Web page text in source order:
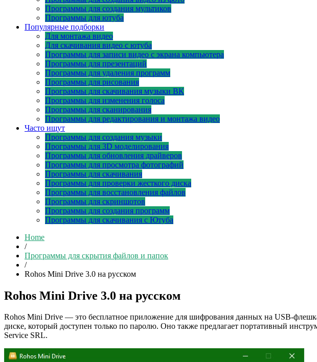
Программы для создания мультиков
Программы для ютуба
Популярные подборки
Для монтажа видео
Для скачивания видео с ютуба
Программы для записи видео с экрана компьютера
Программы для презентаций
Программы для удаления программ
Программы для рисования
Программы для скачивания музыки ВК
Программы для изменения голоса
Программы для сканирования
Программы для редактирования и монтажа видео
Часто ищут
Программы для создания музыки
Программы для 3D моделирования
Программы для обновления драйверов
Программы для просмотра фотографий
Программы для скачивания
Программы для проверки жесткого диска
Программы для восстановления файлов
Программы для скриншотов
Программы для создания программ
Программы для скачивания с Ютуба
Home
/
Программы для скрытия файлов и папок
/
Rohos Mini Drive 3.0 на русском
Rohos Mini Drive 3.0 на русском
Rohos Mini Drive — это бесплатное приложение для шифрования данных на USB-
диске, который доступен только по паролю. Оно также предлагает портативный
Service SRL.